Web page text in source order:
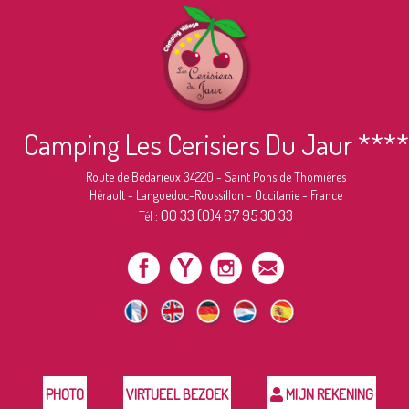
Camping Les Cerisiers Du Jaur ****
Route de Bédarieux 34220 - Saint Pons de Thomières
Hérault - Languedoc-Roussillon - Occitanie - France
Tél : 00 33 (0)4 67 95 30 33
PHOTO VIRTUEEL BEZOEK MIJN REKENING